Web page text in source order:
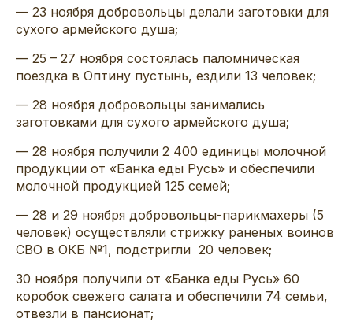
— 23 ноября добровольцы делали заготовки для
сухого армейского душа;
— 25 – 27 ноября состоялась паломническая
поездка в Оптину пустынь, ездили 13 человек;
— 28 ноября добровольцы занимались
заготовками для сухого армейского душа;
— 28 ноября получили 2 400 единицы молочной
продукции от «Банка еды Русь» и обеспечили
молочной продукцией 125 семей;
— 28 и 29 ноября добровольцы-парикмахеры (5
человек) осуществляли стрижку раненых воинов
СВО в ОКБ №1, подстригли 20 человек;
30 ноября получили от «Банка еды Русь» 60
коробок свежего салата и обеспечили 74 семьи,
отвезли в пансионат;